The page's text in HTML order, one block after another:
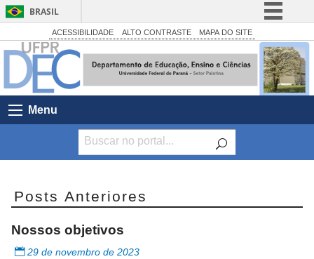
BRASIL
Simplifique!
Comunica BR
Participe
Legislação
Canais
ACESSIBILIDADE ALTO CONTRASTE MAPA DO SITE
Menu
Posts Anteriores
Nossos objetivos
29 de novembro de 2023